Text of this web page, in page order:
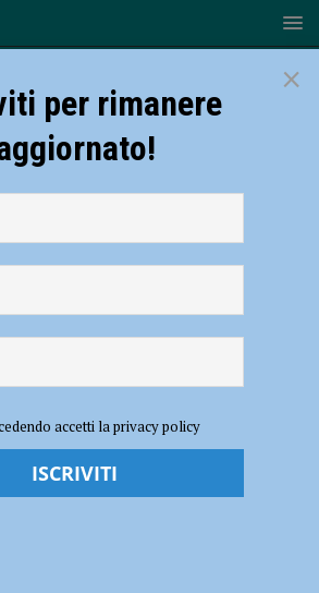
ai CAU piacentini dall’avvio del servizio
urgenza, quasi 3 mila
×
per rimanere
accetti la privacy policy